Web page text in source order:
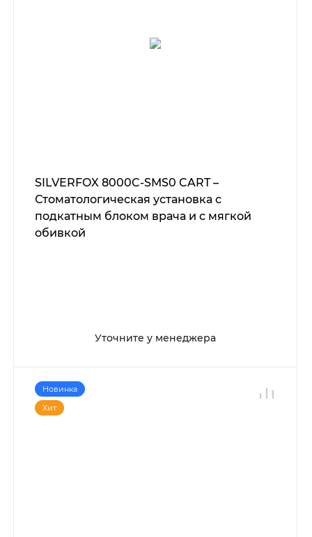
SILVERFOX 8000C-SMS0 CART –
Стоматологическая установка с
подкатным блоком врача и с мягкой
обивкой
Уточните у менеджера
Новинка
Хит